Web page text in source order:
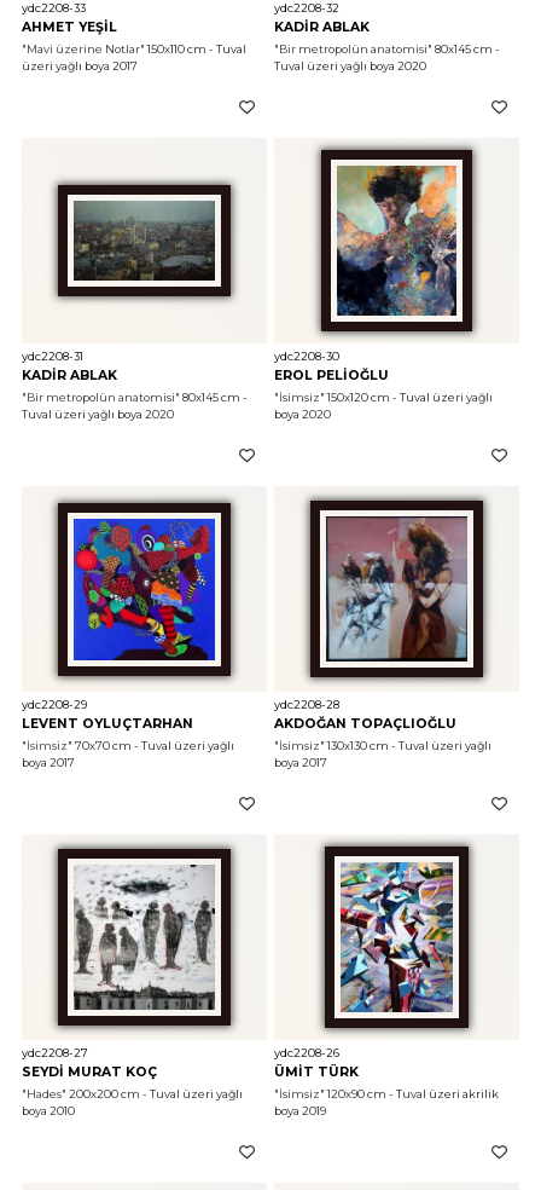
ydc2208-33
AHMET YEŞİL
"Mavi üzerine Notlar" 150x110 cm - Tuval
üzeri yağlı boya 2017
ydc2208-32
KADİR ABLAK
"Bir metropolün anatomisi" 80x145 cm -
Tuval üzeri yağlı boya 2020
ydc2208-31
KADİR ABLAK
"Bir metropolün anatomisi" 80x145 cm -
Tuval üzeri yağlı boya 2020
ydc2208-30
EROL PELİOĞLU
"İsimsiz" 150x120 cm - Tuval üzeri yağlı
boya 2020
ydc2208-29
LEVENT OYLUÇTARHAN
"İsimsiz" 70x70 cm - Tuval üzeri yağlı
boya 2017
ydc2208-28
AKDOĞAN TOPAÇLIOĞLU
"İsimsiz" 130x130 cm - Tuval üzeri yağlı
boya 2017
ydc2208-27
SEYDİ MURAT KOÇ
"Hades" 200x200 cm - Tuval üzeri yağlı
boya 2010
ydc2208-26
ÜMİT TÜRK
"İsimsiz" 120x90 cm - Tuval üzeri akrilik
boya 2019